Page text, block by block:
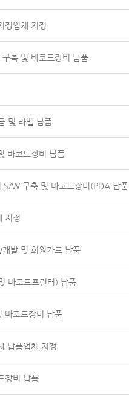
정업체 지정
축 및 바코드장비 납품
및 라벨 납품
바코드장비 납품
S/W 구축 및 바코드장비(PDA 납품
지정
발 및 회원카드 납품
바코드프린터) 납품
바코드장비 납품
납품업체 지정
장비 납품